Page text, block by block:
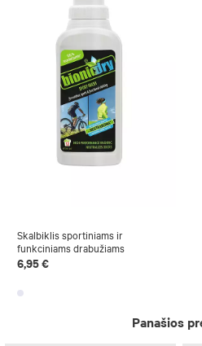
Skalbiklis sportiniams ir
funkciniams drabužiams
6,95 €
Panašios